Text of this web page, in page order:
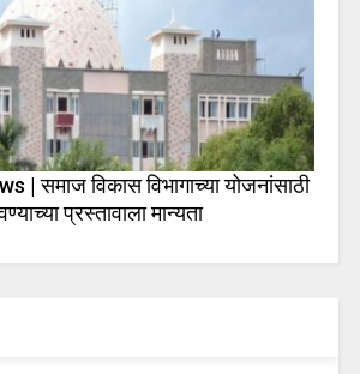
| समाज विकास विभागाच्या योजनांसाठी
प्रस्तावाला मान्यता